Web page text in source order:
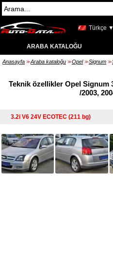
Türkçe ▼
ARABA KATALOĞU
Anasayfa >> Araba kataloğu >> Opel >> Signum >>
Teknik özellikler Opel Signum
/2003,